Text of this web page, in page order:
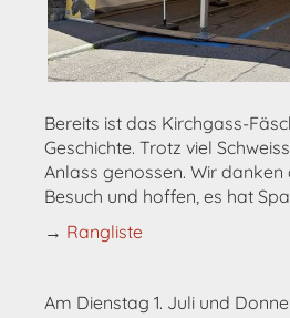
Bereits ist das Kirchgass-
Geschichte. Trotz viel
Anlass genossen. Wir
Besuch und hoffen, es hat
→ Rangliste
Am Dienstag 1. Juli und